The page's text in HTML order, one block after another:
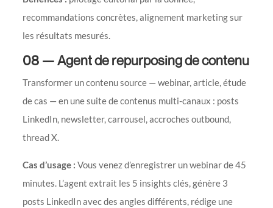
recommandations concrètes, alignement marketing sur
les résultats mesurés.
08 — Agent de repurposing de contenu
Transformer un contenu source — webinar, article, étude
de cas — en une suite de contenus multi-canaux : posts
LinkedIn, newsletter, carrousel, accroches outbound,
thread X.
Cas d’usage : Vous venez d’enregistrer un webinar de 45
minutes. L’agent extrait les 5 insights clés, génère 3
posts LinkedIn avec des angles différents, rédige une